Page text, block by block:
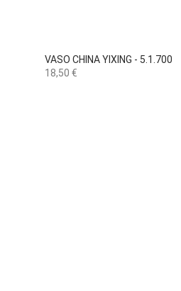
VASO CHINA YIXING - 5.1.700
Preço
18,50 €
 Vista rápida